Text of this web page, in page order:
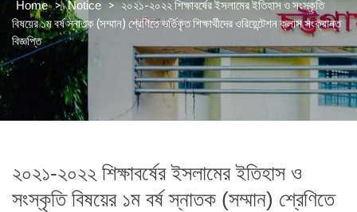
Home > Notice > ২০২১-২০২২ শিক্ষাবর্ষের ইসলামের ইতিহাস ও সংস্কৃতি
বিষয়ের ১ম বর্ষ স্নাতক (সম্মান) শ্রেণিতে ভর্তিকৃত শিক্ষার্থীদের ওরিয়েন্টেশন ক্লাস সংক্রান্ত
বিজ্ঞপ্তি
২০২১-২০২২ শিক্ষাবর্ষের ইসলামের ইতিহাস ও
সংস্কৃতি বিষয়ের ১ম বর্ষ স্নাতক (সম্মান) শ্রেণিতে